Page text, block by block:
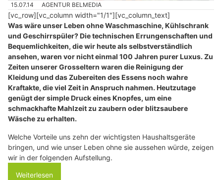
15.07.14 AGENTUR BELMEDIA
[vc_row][vc_column width="1/1"][vc_column_text]
Was wäre unser Leben ohne Waschmaschine, Kühlschrank
und Geschirrspüler? Die technischen Errungenschaften und
Bequemlichkeiten, die wir heute als selbstverständlich
ansehen, waren vor nicht einmal 100 Jahren purer Luxus. Zu
Zeiten unserer Grosseltern waren die Reinigung der
Kleidung und das Zubereiten des Essens noch wahre
Kraftakte, die viel Zeit in Anspruch nahmen. Heutzutage
genügt der simple Druck eines Knopfes, um eine
schmackhafte Mahlzeit zu zaubern oder blitzsaubere
Wäsche zu erhalten.
Welche Vorteile uns zehn der wichtigsten Haushaltsgeräte
bringen, und wie unser Leben ohne sie aussehen würde, zeigen
wir in der folgenden Aufstellung.
Weiterlesen